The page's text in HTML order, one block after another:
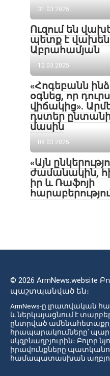
31.03.2025
Ուզում են
պետք է
Աբրահամյան
12.03.2025
«Հոգեբանն
օգնեց, որ
վիճակից».
դստեր
մասին
08.03.2025
«Այն
ժամանակին,
իր և Ռաֆոյի
© 2026 ArmNews.website
պաշտպանված են։
ArmNews-ը լրատվական
և ներկայացնում է
ընտրված
հրապարակումները՝
սկզբնաղբյուրին։ Բոլոր
իրավունքները
համապատասխան